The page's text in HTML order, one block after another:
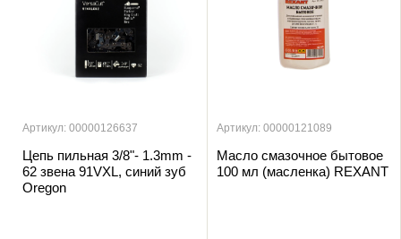
Артикул: 00000126637
Цепь пильная 3/8"- 1.3mm -
62 звена 91VXL, синий зуб
Oregon
Артикул: 00000121089
Масло смазочное бытовое
100 мл (масленка) REXANT